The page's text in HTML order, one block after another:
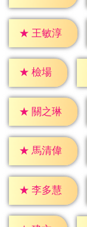
★ 王敏淳
★ 檢場
★ 關之琳
★ 馬清偉
★ 李多慧